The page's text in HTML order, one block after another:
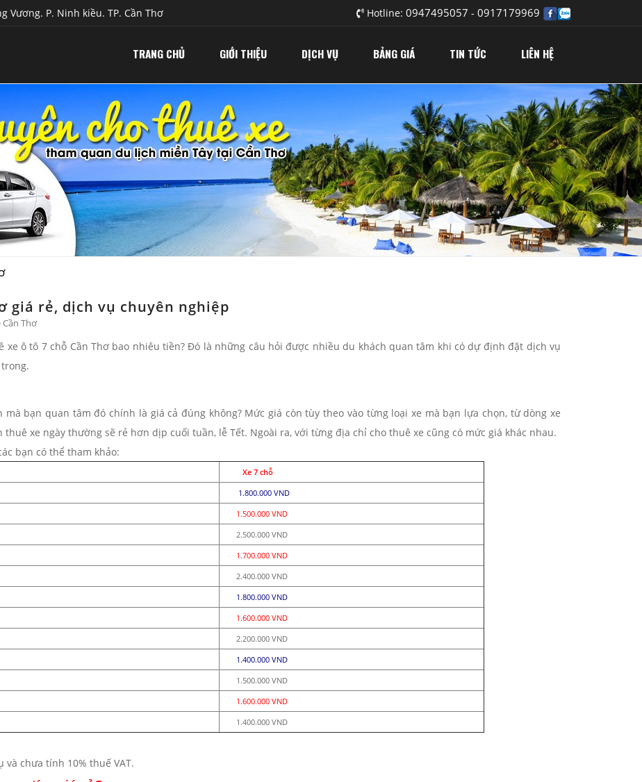
Vương. P. Ninh kiều. TP. Cần Thơ Hotline: 0947495057 - 0917179969
TRANG CHỦ GIỚI THIỆU DỊCH VỤ BẢNG GIÁ TIN TỨC LIÊN HỆ
giá rẻ, dịch vụ chuyên nghiệp
Thơ
xe ô tô 7 chỗ Cần Thơ bao nhiêu tiền? Đó là những câu hỏi được nhiều du khách quan tâm khi có dự định đặt dịch vụ
trong.
mà bạn quan tâm đó chính là giá cả đúng không? Mức giá còn tùy theo vào từng loại xe mà bạn lựa chọn, từ dòng xe
xe ngày thường sẽ rẻ hơn dịp cuối tuần, lễ Tết. Ngoài ra, với từng địa chỉ cho thuê xe cũng có mức giá khác nhau.
bạn có thể tham khảo:
Xe 7 chỗ
1.800.000 VND
1.500.000 VND
2.500.000 VND
1.700.000 VND
2.400.000 VND
1.800.000 VND
1.600.000 VND
2.200.000 VND
1.400.000 VND
1.500.000 VND
1.600.000 VND
1.400.000 VND
và chưa tính 10% thuế VAT.